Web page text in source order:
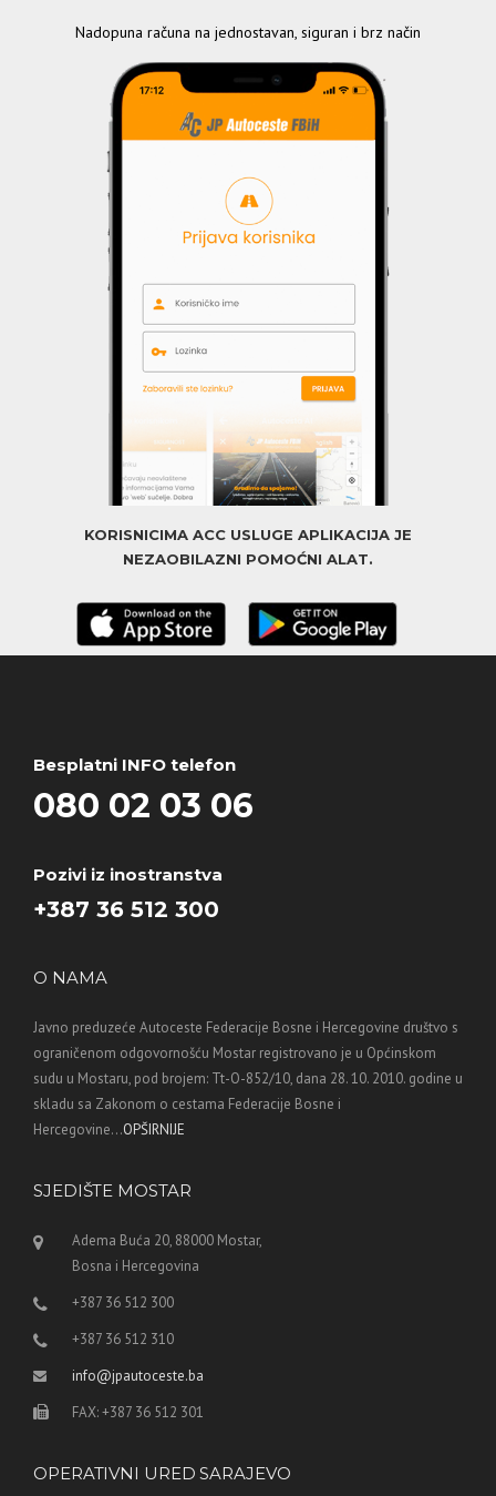
Nadopuna računa na jednostavan, siguran i brz način
KORISNICIMA ACC USLUGE APLIKACIJA JE
NEZAOBILAZNI POMOĆNI ALAT.
Besplatni INFO telefon
080 02 03 06
Pozivi iz inostranstva
+387 36 512 300
O NAMA
Javno preduzeće Autoceste Federacije Bosne i Hercegovine društvo s
ograničenom odgovornošću Mostar registrovano je u Općinskom
sudu u Mostaru, pod brojem: Tt-O-852/10, dana 28. 10. 2010. godine u
skladu sa Zakonom o cestama Federacije Bosne i
Hercegovine...OPŠIRNIJE
SJEDIŠTE MOSTAR
Adema Buća 20, 88000 Mostar,
Bosna i Hercegovina
+387 36 512 300
+387 36 512 310
info@jpautoceste.ba
FAX: +387 36 512 301
OPERATIVNI URED SARAJEVO